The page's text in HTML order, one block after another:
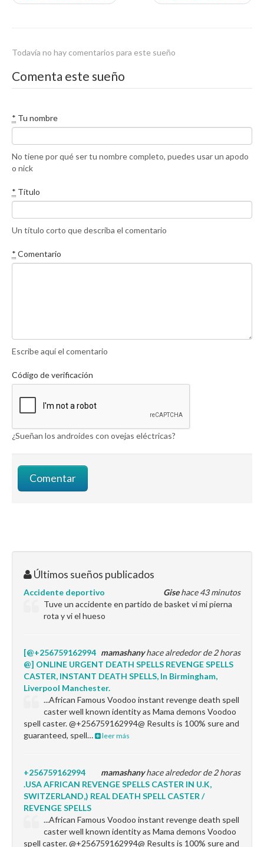
Todavía no hay comentarios para este sueño
Comenta este sueño
* Tu nombre
No tiene por qué ser tu nombre completo, puedes usar un apodo
o nick
* Título
Un título corto que describa el comentario
* Comentario
Escribe aquí el comentario
Código de verificación
¿Sueñan los androides con ovejas eléctricas?
Últimos sueños publicados
Gisehace 43 minutos
Accidente deportivo
Tuve un accidente en partido de basket vi mi pierna
rota y vi el hueso
mamashanyhace alrededor de 2 horas
[@+256759162994
@] ONLINE URGENT DEATH SPELLS REVENGE SPELLS
CASTER, INSTANT DEATH SPELLS, In Birmingham,
Liverpool Manchester.
...African Famous Voodoo instant revenge death spell
caster well known identity as Mama demons Voodoo
spell caster. @+256759162994@ Results is 100% sure and
guaranteed, spell…
leer más
mamashanyhace alrededor de 2 horas
+256759162994
.USA AFRICAN REVENGE SPELLS CASTER IN U.K,
SWITZERLAND,) REAL DEATH SPELL CASTER /
REVENGE SPELLS
...African Famous Voodoo instant revenge death spell
caster well known identity as Mama demons Voodoo
spell caster. @+256759162994@ Results is 100% sure and